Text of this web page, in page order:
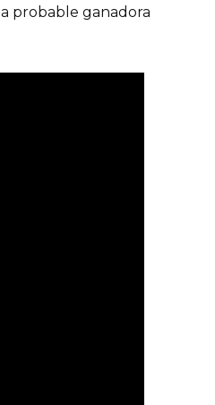
probable ganadora